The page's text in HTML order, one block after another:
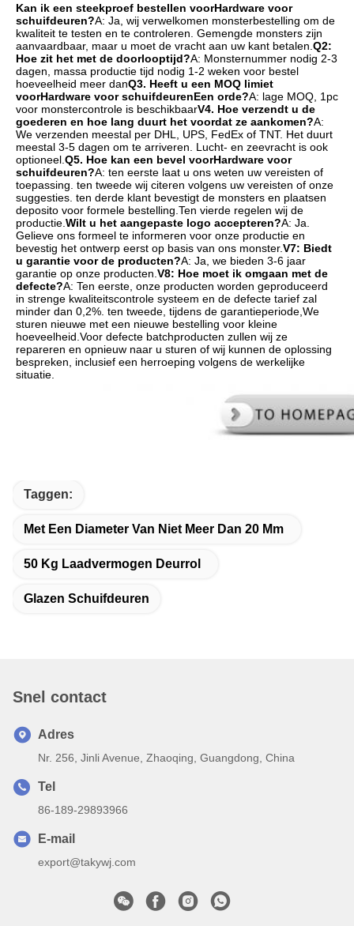
Kan ik een steekproef bestellen voorHardware voor
schuifdeuren?A: Ja, wij verwelkomen monsterbestelling om de
kwaliteit te testen en te controleren. Gemengde monsters zijn
aanvaardbaar, maar u moet de vracht aan uw kant betalen. Q2:
Hoe zit het met de doorlooptijd?A: Monsternummer nodig 2-3
dagen, massa productie tijd nodig 1-2 weken voor bestel
hoeveelheid meer danQ3. Heeft u een MOQ limiet
voorHardware voor schuifdeurenEen orde?A: lage MOQ, 1pc
voor monstercontrole is beschikbaarV4. Hoe verzendt u de
goederen en hoe lang duurt het voordat ze aankomen?A:
We verzenden meestal per DHL, UPS, FedEx of TNT. Het duurt
meestal 3-5 dagen om te arriveren. Lucht- en zeevracht is ook
optioneel. Q5. Hoe kan een bevel voorHardware voor
schuifdeuren?A: ten eerste laat u ons weten uw vereisten of
toepassing. ten tweede wij citeren volgens uw vereisten of onze
suggesties. ten derde klant bevestigt de monsters en plaatsen
deposito voor formele bestelling.Ten vierde regelen wij de
productie. Wilt u het aangepaste logo accepteren?A: Ja.
Gelieve ons formeel te informeren voor onze productie en
bevestig het ontwerp eerst op basis van ons monster.V7: Biedt
u garantie voor de producten?A: Ja, we bieden 3-6 jaar
garantie op onze producten. V8: Hoe moet ik omgaan met de
defecte?A: Ten eerste, onze producten worden geproduceerd
in strenge kwaliteitscontrole systeem en de defecte tarief zal
minder dan 0,2%. ten tweede, tijdens de garantieperiode,We
sturen nieuwe met een nieuwe bestelling voor kleine
hoeveelheid.Voor defecte batchproducten zullen wij ze
repareren en opnieuw naar u sturen of wij kunnen de oplossing
bespreken, inclusief een herroeping volgens de werkelijke
situatie.
Taggen:
Met Een Diameter Van Niet Meer Dan 20 Mm
50 Kg Laadvermogen Deurrol
Glazen Schuifdeuren
Snel contact
Adres
Nr. 256, Jinli Avenue, Zhaoqing, Guangdong, China
Tel
86-189-29893966
E-mail
export@takywj.com